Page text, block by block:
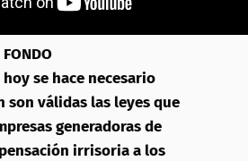
FONDO
se hace necesario
son válidas las leyes que
generadoras de
irrisoria a los